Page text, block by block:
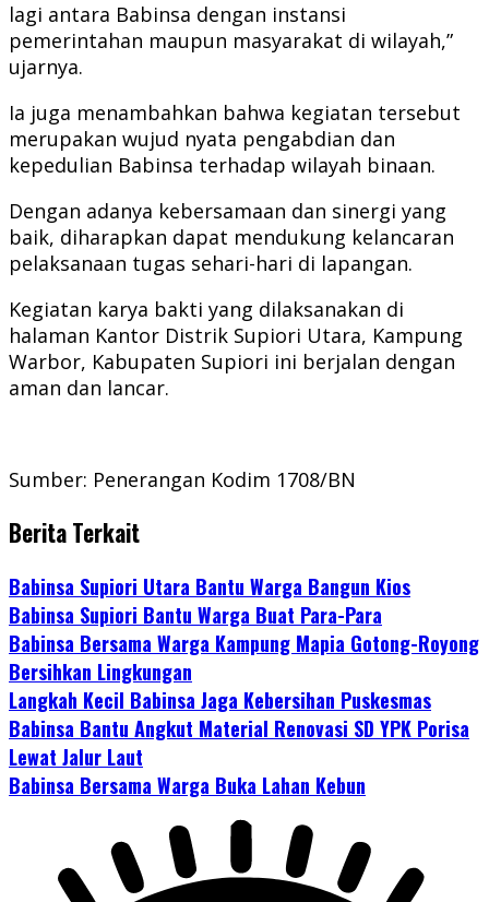
lagi antara Babinsa dengan instansi
pemerintahan maupun masyarakat di wilayah,”
ujarnya.
Ia juga menambahkan bahwa kegiatan tersebut
merupakan wujud nyata pengabdian dan
kepedulian Babinsa terhadap wilayah binaan.
Dengan adanya kebersamaan dan sinergi yang
baik, diharapkan dapat mendukung kelancaran
pelaksanaan tugas sehari-hari di lapangan.
Kegiatan karya bakti yang dilaksanakan di
halaman Kantor Distrik Supiori Utara, Kampung
Warbor, Kabupaten Supiori ini berjalan dengan
aman dan lancar.
Sumber: Penerangan Kodim 1708/BN
Berita Terkait
Babinsa Supiori Utara Bantu Warga Bangun Kios
Babinsa Supiori Bantu Warga Buat Para-Para
Babinsa Bersama Warga Kampung Mapia Gotong-Royong
Bersihkan Lingkungan
Langkah Kecil Babinsa Jaga Kebersihan Puskesmas
Babinsa Bantu Angkut Material Renovasi SD YPK Porisa
Lewat Jalur Laut
Babinsa Bersama Warga Buka Lahan Kebun